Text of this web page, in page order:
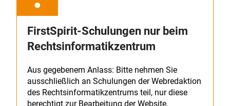
FirstSpirit-Schulungen nur beim
Rechtsinformatikzentrum
Aus gegebenem Anlass: Bitte nehmen Sie
ausschließlich an Schulungen der Webredaktion
des Rechtsinformatikzentrums teil, nur diese
berechtigt zur Bearbeitung der Website.